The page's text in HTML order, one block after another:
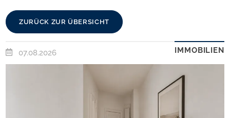
ZURÜCK ZUR ÜBERSICHT
07.08.2026 IMMOBILIEN